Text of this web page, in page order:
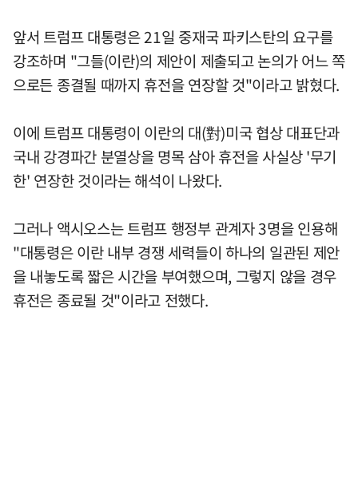
앞서 트럼프 대통령은 21일 중재국 파키스탄의 요구를
강조하며 "그들(이란)의 제안이 제출되고 논의가 어느 쪽
으로든 종결될 때까지 휴전을 연장할 것"이라고 밝혔다.
이에 트럼프 대통령이 이란의 대(對)미국 협상 대표단과
국내 강경파간 분열상을 명목 삼아 휴전을 사실상 '무기
한' 연장한 것이라는 해석이 나왔다.
그러나 액시오스는 트럼프 행정부 관계자 3명을 인용해
"대통령은 이란 내부 경쟁 세력들이 하나의 일관된 제안
을 내놓도록 짧은 시간을 부여했으며, 그렇지 않을 경우
휴전은 종료될 것"이라고 전했다.